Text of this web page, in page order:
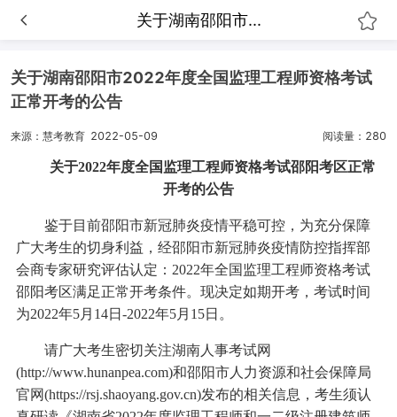
关于湖南邵阳市...
关于湖南邵阳市2022年度全国监理工程师资格考试
正常开考的公告
来源：慧考教育 2022-05-09 阅读量：280
关于2022年度全国监理工程师资格考试邵阳考区正常
开考的公告
鉴于目前邵阳市新冠肺炎疫情平稳可控，为充分保障
广大考生的切身利益，经邵阳市新冠肺炎疫情防控指挥部
会商专家研究评估认定：2022年全国监理工程师资格考试
邵阳考区满足正常开考条件。现决定如期开考，考试时间
为2022年5月14日-2022年5月15日。
请广大考生密切关注湖南人事考试网
(http://www.hunanpea.com)和邵阳市人力资源和社会保障局
官网(https://rsj.shaoyang.gov.cn)发布的相关信息，考生须认